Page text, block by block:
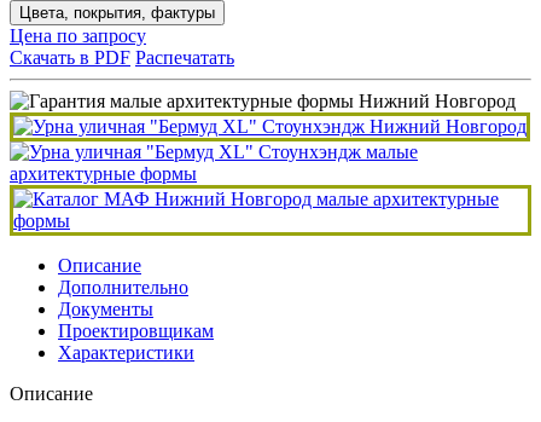
Цвета, покрытия, фактуры
Цена по запросу
Скачать в PDF Распечатать
Описание
Дополнительно
Документы
Проектировщикам
Характеристики
Описание